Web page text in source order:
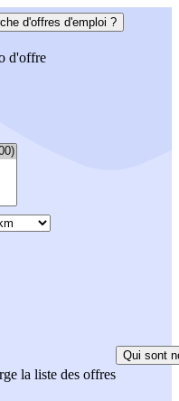
d'offres d'emploi ?
d'offre
la liste des offres
Qui sont